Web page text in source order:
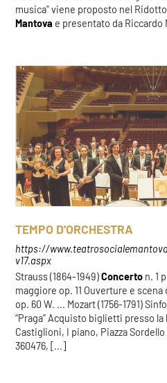
musica" viene proposto nel
Mantova e presentato da Riccardo
TEMPO D'ORCHESTRA
https://
v17.aspx
Strauss (1864-1949)Concerto n. 1
maggiore op. 11 Ouverture e
op. 60 W. ... Mozart (1756-1791)
“Praga” Acquisto biglietti presso
Castiglioni, I piano, Piazza Sordello
360476, [...]